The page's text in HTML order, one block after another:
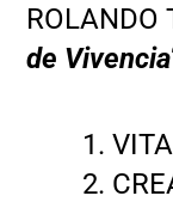
ROLANDO
de Vivencia